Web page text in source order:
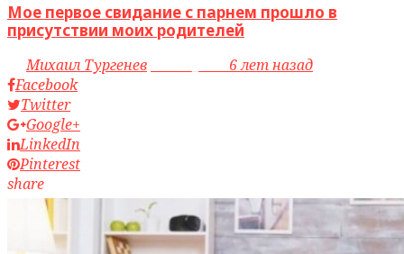
Мое первое свидание с парнем прошло в
присутствии моих родителей
byМихаил Тургенев
6 лет назад
Facebook
Twitter
Google+
LinkedIn
Pinterest
share